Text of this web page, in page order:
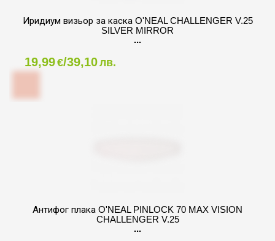
Иридиум визьор за каска O'NEAL CHALLENGER V.25
SILVER MIRROR
19,99€/39,10лв.
Антифог плака O'NEAL PINLOCK 70 MAX VISION
CHALLENGER V.25